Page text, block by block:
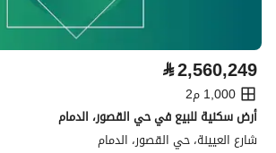
⃁2,560,249
1,000 م2
أرض سكنية للبيع في حي القصور، الدمام
شارع العيينة، حي القصور، الدمام